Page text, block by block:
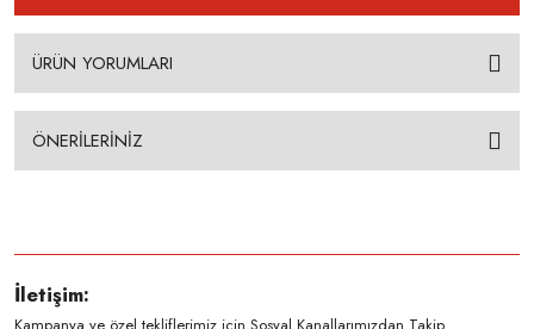
ÜRÜN YORUMLARI
ÖNERİLERİNİZ
İletişim: